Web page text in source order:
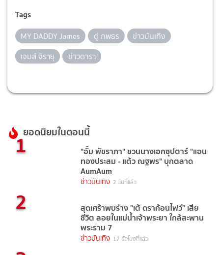
Tags
MY DADDY James ตู่ ภพธร
ข่าวบันเทิง
เจมส์ จิรายุ
ข่าวดารา
ยอดนิยมในตอนนี้
1 "อั้ม พัชราภา" ชวนนางเอกซุปตาร์ "แอน
ทองประสม - แต้ว ณฐพร" บุกตลาด
AumAum
ข่าวบันเทิง 2 วันที่แล้ว
2 สุดเศร้าพบร่าง "เต้ ดราก้อนไฟว์" เสีย
ชีวิต ลอยในแม่น้ำเจ้าพระยา ใกล้สะพาน
พระราม 7
ข่าวบันเทิง 17 ชั่วโมงที่แล้ว